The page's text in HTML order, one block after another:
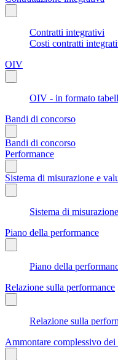
Contratti integrativi
Costi contratti
OIV
OIV - in formato
Bandi di concorso
Bandi di concorso
Performance
Sistema di misurazione e
Sistema di
Piano della performance
Piano della
Relazione sulla performance
Relazione sulla
Ammontare complessivo dei